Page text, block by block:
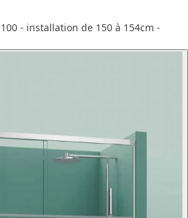
- installation de 150 à 154cm -